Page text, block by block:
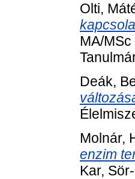
Olti,
MA/
Deák,
Molnár,
enzim
Kar,